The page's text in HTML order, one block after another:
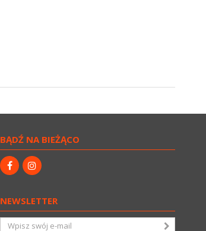
BĄDŹ NA BIEŻĄCO
NEWSLETTER